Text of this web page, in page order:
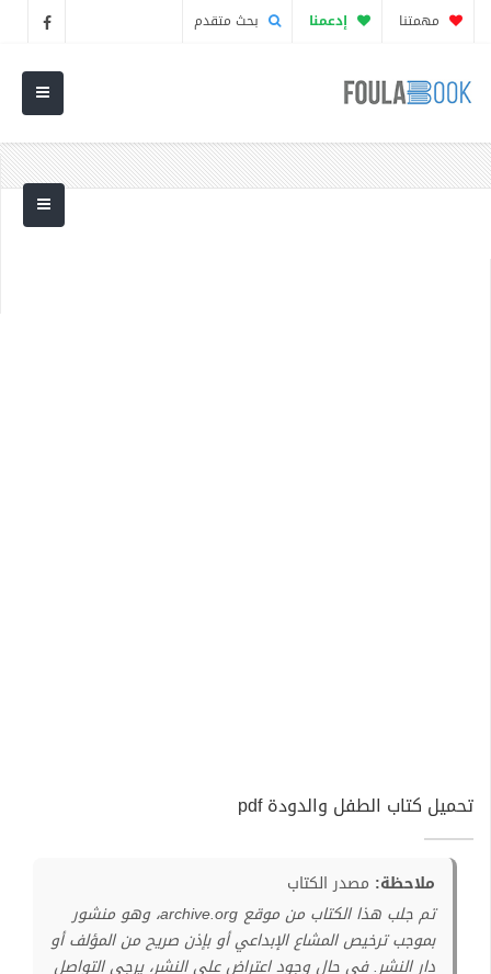
مهمتنا إدعمنا بحث متقدم
تحميل كتاب الطفل والدودة pdf
ملاحظة: مصدر الكتاب
تم جلب هذا الكتاب من موقع archive.org، وهو منشور
بموجب ترخيص المشاع الإبداعي أو بإذن صريح من المؤلف أو
دار النشر. في حال وجود اعتراض على النشر، يرجى التواصل